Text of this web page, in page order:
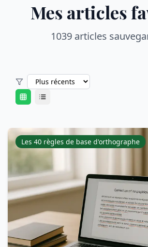
Mes articles
1039 articles
Les 40 règles de base d'orthographe